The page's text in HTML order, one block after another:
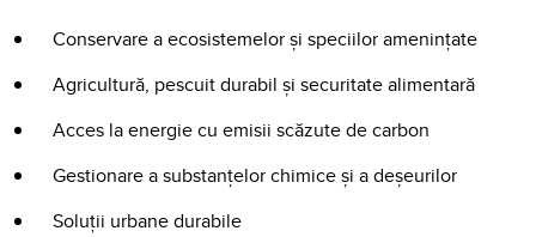
Conservare a ecosistemelor și speciilor amenințate
Agricultură, pescuit durabil și securitate alimentară
Acces la energie cu emisii scăzute de carbon
Gestionare a substanțelor chimice și a deșeurilor
Soluții urbane durabile